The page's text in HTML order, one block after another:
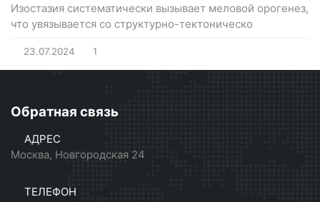
Изостазия систематически вызывает меловой орогенез,
что увязывается со структурно-тектоническо
23.07.2024 1
Обратная связь
АДРЕС
Москва, Новгородская 24
ТЕЛЕФОН